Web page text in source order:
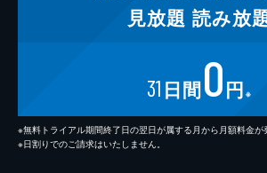
見放題 読み放
31 日間0円 ※
※無料トライアル期間終了日の翌日が属する月から月額料金が
※日割りでのご請求はいたしません。